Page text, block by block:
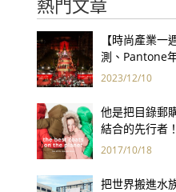
熱門文章
【時尚產業
測、Pantone
國時尚獎得獎
2023/12/10
他是把目錄郵
結合的先行者
Arthur
2017/10/18
把世界搬進水